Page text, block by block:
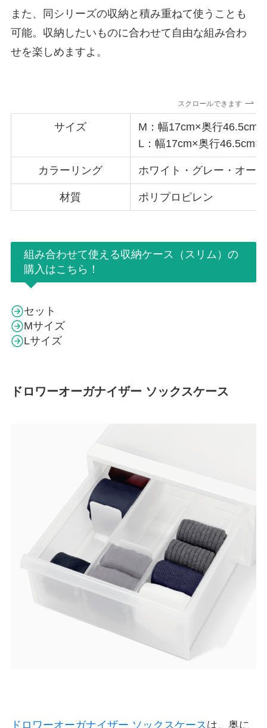
また、同シリーズの収納と積み重ねて使うことも
可能。収納したいものに合わせて自由な組み合わ
せを楽しめますよ。
スクロールできます
サイズ
M：幅17cm×奥行
L：幅17cm×奥行46.5cm×
カラーリング ホワイト・グレー・オー
材質 ポリプロピレン
組み合わせて使える収納ケース（スリム）の
購入はこちら！
セット
Mサイズ
Lサイズ
ドロワーオーガナイザー ソックスケース
ドロワーオーガナイザー ソックスケース は、奥に